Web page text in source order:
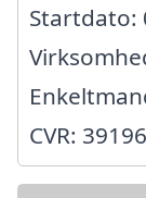
Startdato:
CVR: